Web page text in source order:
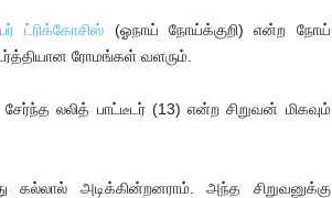
ட்ரிக்கோசிஸ் (ஓநாய் நோய்க்குறி) என்ற நோய்
ரோமங்கள் வளரும்.
லலித் பாட்டீடர் (13) என்ற சிறுவன் மிகவும்
கல்லால் அடிக்கின்றனராம். அந்த சிறுவனுக்கு